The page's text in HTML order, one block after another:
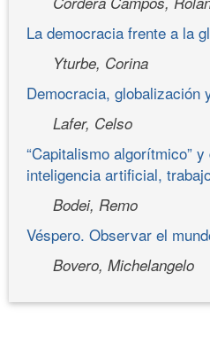
La democracia frente a la
Yturbe, Corina
Democracia, globalización
Lafer, Celso
“Capitalismo algorítmico”
inteligencia artificial,
Bodei, Remo
Véspero. Observar el
Bovero, Michelangelo